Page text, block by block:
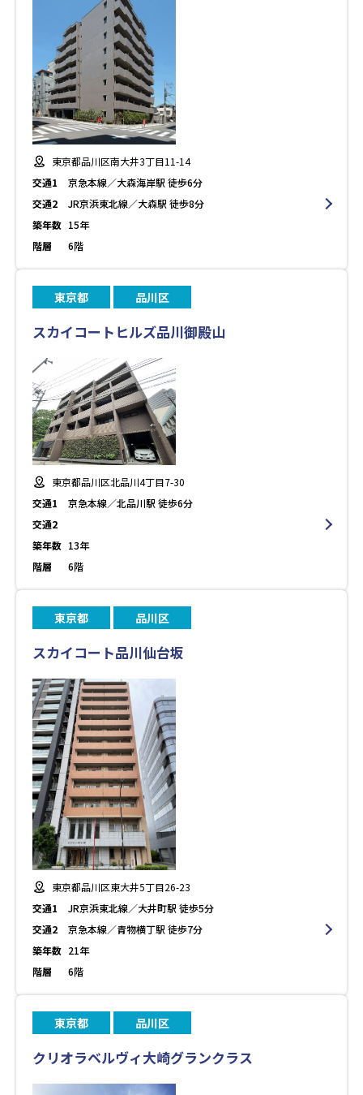
東京都品川区南大井3丁目11-14
交通1
京急本線／大森海岸駅 徒歩6分
交通2
JR京浜東北線／大森駅 徒歩8分
築年数 15年
階層
6階
東京都 品川区
スカイコートヒルズ品川御殿山
東京都品川区北品川4丁目7-30
交通1
京急本線／北品川駅 徒歩6分
交通2
築年数 13年
階層
6階
東京都 品川区
スカイコート品川仙台坂
東京都品川区東大井5丁目26-23
交通1
JR京浜東北線／大井町駅 徒歩5分
交通2
京急本線／青物横丁駅 徒歩7分
築年数 21年
階層
6階
東京都 品川区
クリオラベルヴィ大崎グランクラス